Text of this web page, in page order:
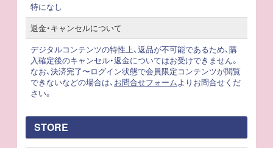
特になし
返金・キャンセルについて
デジタルコンテンツの特性上、返品が不可能であるため、購
入確定後のキャンセル・返金についてはお受けできません。
なお、決済完了〜ログイン状態で会員限定コンテンツが閲覧
できないなどの場合は、お問合せフォームよりお問合せくだ
さい。
STORE